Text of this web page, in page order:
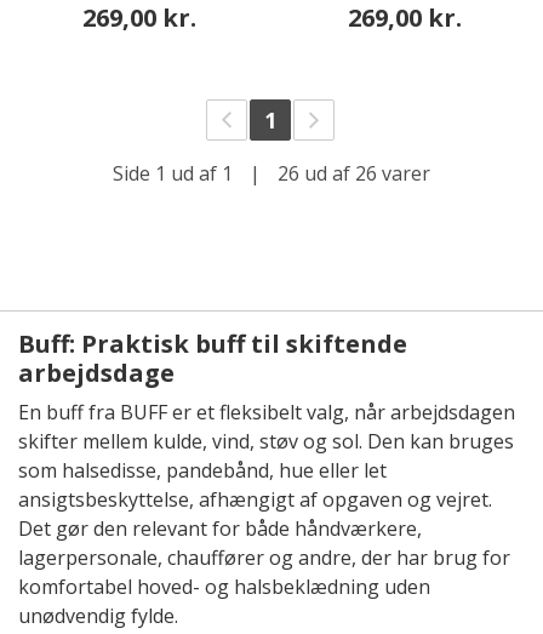
269,00 kr. 269,00 kr.
1
Side 1 ud af 1 | 26 ud af 26 varer
Buff: Praktisk buff til skiftende
arbejdsdage
En buff fra BUFF er et fleksibelt valg, når arbejdsdagen
skifter mellem kulde, vind, støv og sol. Den kan bruges
som halsedisse, pandebånd, hue eller let
ansigtsbeskyttelse, afhængigt af opgaven og vejret.
Det gør den relevant for både håndværkere,
lagerpersonale, chauffører og andre, der har brug for
komfortabel hoved- og halsbeklædning uden
unødvendig fylde.